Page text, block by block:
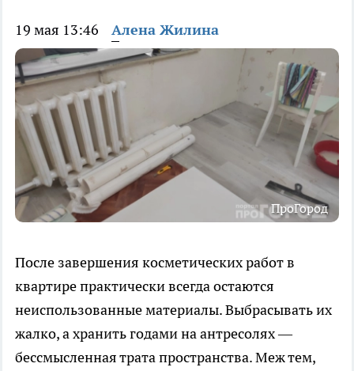
19 мая 13:46 Алена Жилина
ПроГород
После завершения косметических работ в
квартире практически всегда остаются
неиспользованные материалы. Выбрасывать их
жалко, а хранить годами на антресолях —
бессмысленная трата пространства. Меж тем,